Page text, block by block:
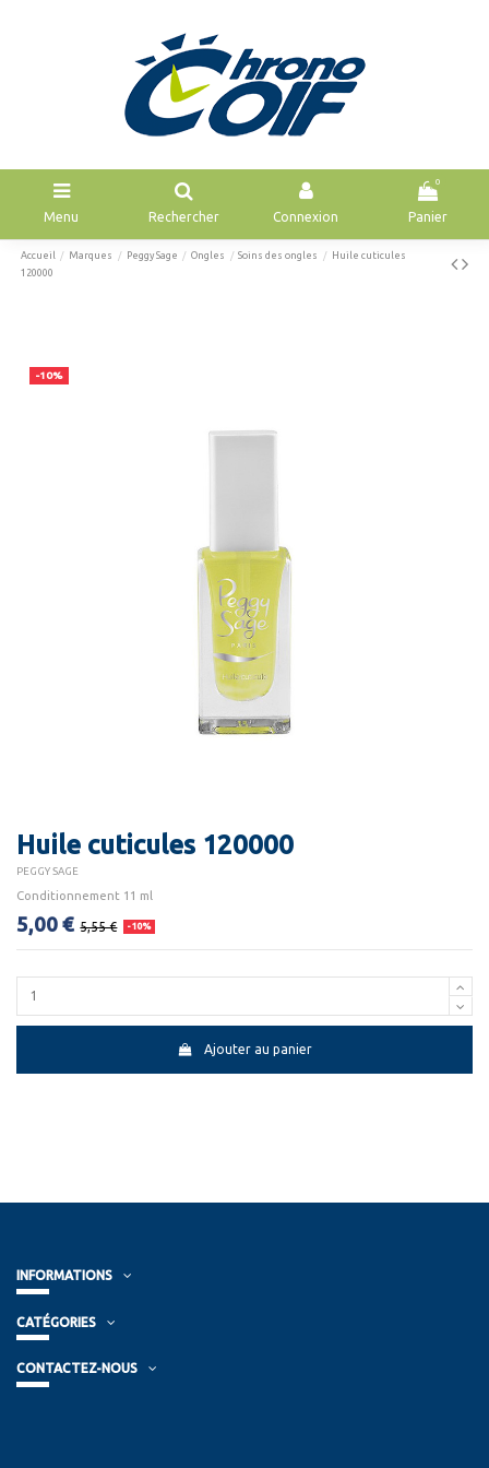
Menu Rechercher Connexion
0
Panier
Accueil Marques Peggy Sage Ongles Soins des ongles
Huile cuticules
120000
-10%
Huile cuticules 120000
PEGGY SAGE
Conditionnement 11 ml
5,00 € 5,55 € -10%
Ajouter au panier
INFORMATIONS
CATÉGORIES
CONTACTEZ-NOUS